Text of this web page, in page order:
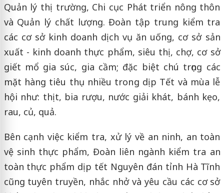
Quản lý thị trường, Chi cục Phát triển nông thôn
và Quản lý chất lượng. Đoàn tập trung kiểm tra
các cơ sở kinh doanh dịch vụ ăn uống, cơ sở sản
xuất - kinh doanh thực phẩm, siêu thị, chợ, cơ sở
giết mổ gia súc, gia cầm; đặc biệt chú trọng các
mặt hàng tiêu thụ nhiều trong dịp Tết và mùa lễ
hội như: thịt, bia rượu, nước giải khát, bánh kẹo,
rau, củ, quả.
Bên cạnh việc kiểm tra, xử lý về an ninh, an toàn
vệ sinh thực phẩm, Đoàn liên ngành kiểm tra an
toàn thực phẩm dịp tết Nguyên đán tỉnh Hà Tĩnh
cũng tuyên truyền, nhắc nhở và yêu cầu các cơ sở